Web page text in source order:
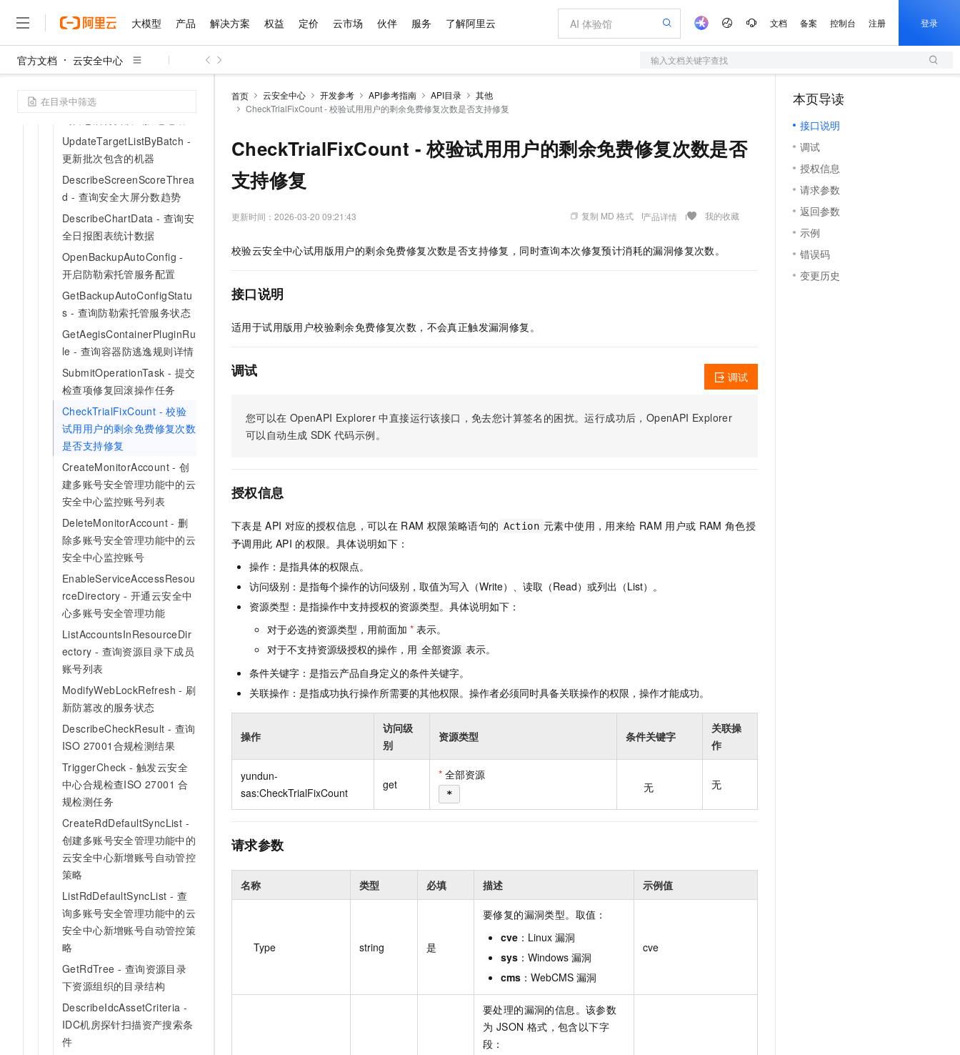
大模型 产品 解决方案 权益 定价 云市场 伙伴 服务 了解阿里云 文档 备案 控制台 注册 登录
官方文档 云安全中心 输入文档关键字查找
GetDataTrend - 查询安全运
营趋势
ResetLogShipper - 重置并升
ListLogShipperRegions - 查
UpdateTargetListByBatch -
更新批次包含的机器
DescribeScreenScoreThrea
d - 查询安全大屏分数趋势
DescribeChartData - 查询安
全日报图表统计数据
OpenBackupAutoConfig -
开启防勒索托管服务配置
GetBackupAutoConfigStatu
s - 查询防勒索托管服务状态
GetAegisContainerPluginRu
le - 查询容器防逃逸规则详情
SubmitOperationTask - 提交
检查项修复回滚操作任务
CheckTrialFixCount - 校验
试用用户的剩余免费修复次数
是否支持修复
CreateMonitorAccount - 创
建多账号安全管理功能中的云
安全中心监控账号列表
DeleteMonitorAccount - 删
除多账号安全管理功能中的云
安全中心监控账号
EnableServiceAccessResou
rceDirectory - 开通云安全中
心多账号安全管理功能
ListAccountsInResourceDir
ectory - 查询资源目录下成员
账号列表
ModifyWebLockRefresh - 刷
新防篡改的服务状态
DescribeCheckResult - 查询
ISO 27001合规检测结果
TriggerCheck - 触发云安全
中心合规检查ISO 27001 合
规检测任务
CreateRdDefaultSyncList -
创建多账号安全管理功能中的
云安全中心新增账号自动管控
策略
ListRdDefaultSyncList - 查
询多账号安全管理功能中的云
安全中心新增账号自动管控策
略
GetRdTree - 查询资源目录
下资源组织的目录结构
DescribeIdcAssetCriteria -
IDC机房探针扫描资产搜索条
件
首页 云安全中心 开发参考 API参考指南 API目录
其他
CheckTrialFixCount - 校验试用用户的剩余免费修复次数是否支持修复
CheckTrialFixCount - 校验试用用户的剩余免费修复次数是否
支持修复
更新时间： 2026-03-20 09:21:43 复制 MD 格式 产品详情 我的收藏
校验云安全中心试用版用户的剩余免费修复次数是否支持修复，同时查询本次修复预计消耗的漏洞修复次数。
接口说明
适用于试用版用户校验剩余免费修复次数，不会真正触发漏洞修复。
调试
您可以在 OpenAPI Explorer 中直接运行该接口，免去您计算签名的困扰。运行成功后，OpenAPI Explorer
可以自动生成 SDK 代码示例。
调试
授权信息
下表是 API 对应的授权信息，可以在 RAM 权限策略语句的 Action 元素中使用，用来给 RAM 用户或 RAM 角色授
予调用此 API 的权限。具体说明如下：
操作：是指具体的权限点。
访问级别：是指每个操作的访问级别，取值为写入（Write）、读取（Read）或列出（List）。
资源类型：是指操作中支持授权的资源类型。具体说明如下：
对于必选的资源类型，用前面加 * 表示。
对于不支持资源级授权的操作，用 全部资源 表示。
条件关键字：是指云产品自身定义的条件关键字。
关联操作：是指成功执行操作所需要的其他权限。操作者必须同时具备关联操作的权限，操作才能成功。
操作
访问级
别
资源类型 条件关键字
关联操
作
yundun-
sas:CheckTrialFixCount
get
* 全部资源
* 无 无
请求参数
名称 类型 必填 描述 示例值
Type string 是
要修复的漏洞类型。取值：
cve ：Linux 漏洞
sys ：Windows 漏洞
cms ：WebCMS 漏洞
cve
要处理的漏洞的信息。该参数
为 JSON 格式，包含以下字
段：
本页导读
接口说明
调试
授权信息
请求参数
返回参数
示例
错误码
变更历史
大模型
千问AI平台
大模型
文本生成
Qwen3.8-Max HOT
视觉 Coding、空间感知、多模态思考等全面升级 1M上下文，专为长程任务能力而生
HappyHorse-1.1-T2V
语音识别与合成
Qwen3-TTS-Flash
大模型服务
千问AI平台-Token Plan NEW
个人版上线、团队版降价；千问3.8-Max首发发尝鲜
Happy 系列大模型
大模型服务平台百炼-应用模版 Qoder HOT
面向真实软件的智能体编程平台
大模型解决方案
快速部署 Dify，高效搭建 AI 应用
10 分钟在聊天系统中增加一个 AI 助手 即刻拥有 DeepSeek-R1 满血版
产品
精选产品
人工智能与机器学习
网络与CDN
中间件
数据库
大数据计算
媒体服务
企业服务与云通信
域名与网站
终端用户计算
开发工具
专有云
精选产品
大模型服务平台百炼 大模型
千问大模型 大模型
多元化、高性能、安全可靠的大模型服务
随时随地安全接入的云上超级电脑
云解析DNS
覆盖公网/内网、递归/权威、移动APP等全场景解析服务
云原生大数据计算服务 MaxCompute
面向分析的企业级SaaS模式云数据仓库
域名与网站
对象存储 OSS
Qoder CN
基于千问大模型等，支持代码智能生成、研发智能问答
云数据库 RDS
面向真实软件的智能体编程平台
云原生数据库 PolarDB
轻量应用服务器
数字证书管理服务（原SSL证书）
实现全站HTTPS，呈现可信的WEB访问
短信服务
大数据开发治理平台 DataWorks
解决方案
精选解决方案
互联网应用开发
现代化应用
上云与迁云
企业出海
政企业务
精选解决方案
睿译宝，AI翻译排版一步到位 NEW
GLM-5.2：长任务时代开源旗舰模型
自主进化，持久记忆，越用越聪明
快速拥有专属 OpenClaw
让AI从“聊天伙伴”进化为能干活的“数字员工”
即刻拥有 DeepSeek-V4-Pro
Claude Code + GStack 打造工程团队
安装技能 GStack，拥有专属 AI 工程团队
一键部署幻兽帕鲁游戏服务器 HOT
通过阿里云百炼高效搭建AI应用,助力高效开发
低代码高效构建企业门户网站
Agency Agents：拥有专属领域专家
HappyHorse 打造一站式影视创作平台
漫剧工坊：一站式动画创作平台
快速生产连贯的高质量长漫剧
10 分钟搭建微信、支付宝小程序
高效部署网站，快速应用到小程序
权益 普惠上云
普惠上云 官方力荐
官方推荐返现计划
推荐新用户得奖励，单订单最高返9万
高校专属算力普惠，学生认证享300元代金券
免费试用
解决方案免费试用 新老同享
最高领取价值200元试用点，立即开启云上创新
AI 产品 免费试用
140+云产品 免费试用
大模型ACA认证体验
助力企业全员 AI 认知与能力提升
AI 特惠
智启 AI 普惠权益
阿里云 OPC 创新助力计划
Qwen3.8-Max 首发尝鲜，限时加量 10 倍，夜间低至2折
千问办公，限时限量积分加倍
你的AI工作搭子，覆盖日常办公高频场景
Night Plan 支持 Qwen 3.8-Max
AI 场景体验
AI 电商营销
图文、视频一站生成，高效打造优质广告素材
0 代码专业建站，无忧落地极速上线
自动承接线索、识别商机，让客服更高效、服务更出色。
AI 活动
AI 生产力先锋
先锋实践拓展 AI 生产力的边界
飞天发布时刻
所见，即是所愿
AI 实训营
从基础到进阶，Agent 创客手把手教你
创新加速
定价 产品定价
了解云产品的定价详情
云上成本管理
管理和优化成本
价格计算器
自助选配和估算价格
价格优势
配置报价器
阿里云 OPC 创新助力计划
Token 补贴，五大权
益加速 OPC 成功
云市场 精选商城
网站建设
友盟天域
观测云
电子合同
AI空中课堂在线直播课堂（旗舰版）
行业生态解决方案
AI 开发和 AI 应用解决方案
数据与 API
数据集
手机三要素
身份实名认证
企业应用
OA 办公系统
基础软件
宝塔 Linux
CentOS
JAVA
专业服务
公司注册
上云迁移
代维服务
伙伴 成为销售伙伴
分销伙伴
销售伙伴合作计划
Consulting Partner 合作计划
成为产品伙伴
产品生态集成认证中心
产品生态伙伴工作台
产品伙伴合作计划
云存储合作计划
云网络合作计划
计划
服务伙伴合作计划
Al MaaS 服务伙伴赋能合作
伙伴信用分合作计划
更多支持
合作伙伴培训与认证
查询合作伙伴
登录合作伙伴管理后台
服务 售前咨询
在线服务
售后服务
自助服务
短信专区
企业增值服务
企业支持计划
企业增值服务台
创新中心
阿里云认证
全部认证
训练营
健康状态
开发者社区
镜像站
我要反馈
我要建议
我要投诉
了解阿里云 为什么选择阿里云
什么是云计算
安全合规
分析师报告
云开发大赛
入门学习赛
最佳实践
云上春晚
云栖战略参考
市场活动
云栖大会
魔搭 ModelScope
魔搭 ModelScope
加入我们
校园招聘